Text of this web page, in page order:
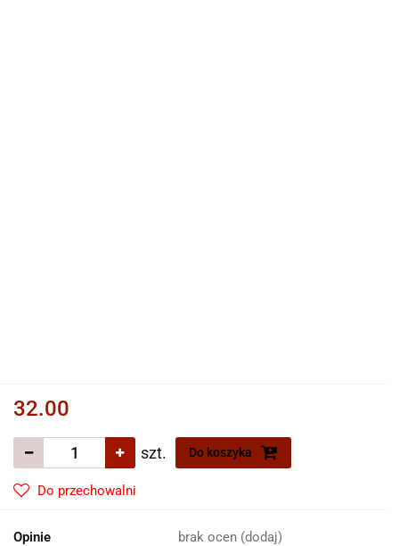
32.00
szt. Do koszyka
Do przechowalni
Opinie brak ocen (dodaj)